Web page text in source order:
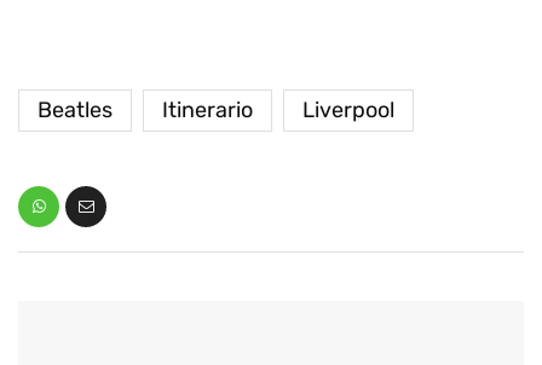
Beatles Itinerario Liverpool